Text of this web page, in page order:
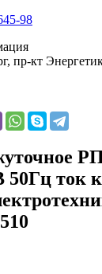
98
пр-кт
ток